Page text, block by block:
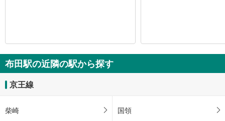
布田駅の近隣の駅から探す
京王線
柴崎 国領